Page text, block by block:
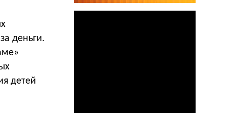
деньги.
детей